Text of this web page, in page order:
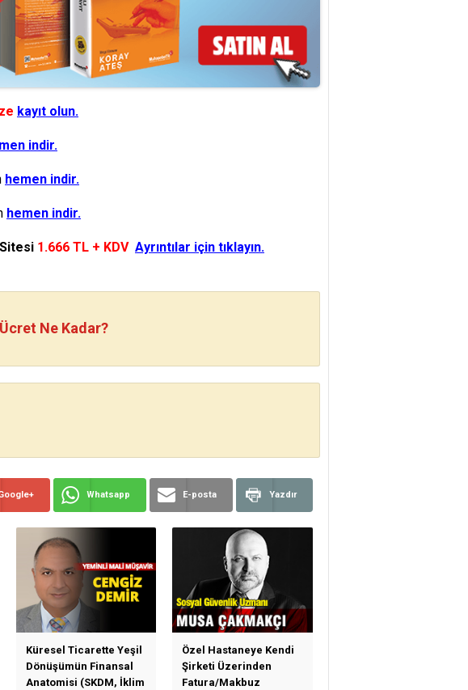
kayıt olun.
indir.
hemen indir.
hemen indir.
1.666 TL + KDV Ayrıntılar için tıklayın.
Ne Kadar?
Whatsapp E-posta Yazdır
Küresel Ticarette Yeşil
Dönüşümün Finansal
Anatomisi (SKDM, İklim
Özel Hastaneye Kendi
Şirketi Üzerinden
Fatura/Makbuz